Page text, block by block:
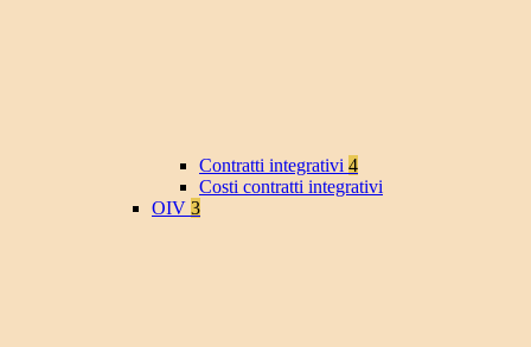
Contratti integrativi 4
Costi contratti integrativi
OIV 3